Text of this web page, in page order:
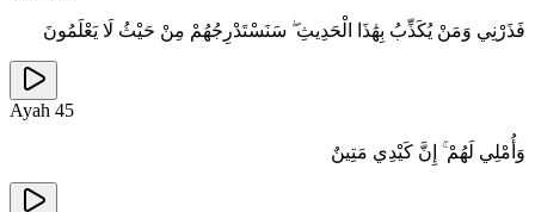
فَذَرْنِي وَمَنْ يُكَذِّبُ بِهَٰذَا الْحَدِيثِ ۖ سَنَسْتَدْرِجُهُمْ مِنْ حَيْثُ لَا يَعْلَمُونَ
Ayah 45
وَأُمْلِي لَهُمْ ۚ إِنَّ كَيْدِي مَتِينٌ